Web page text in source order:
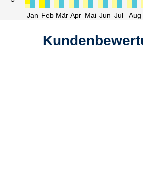
Jan Feb Mär Apr Mai Jun Jul Aug